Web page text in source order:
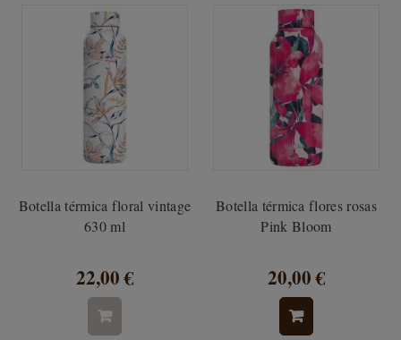
Botella térmica floral vintage
630 ml
22,00 €
Botella térmica flores rosas
Pink Bloom
20,00 €